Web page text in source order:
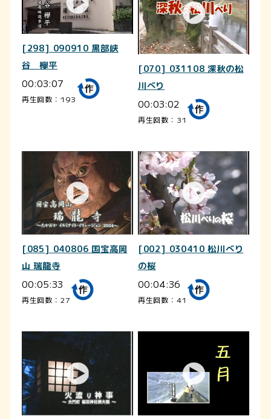
[298] 090910 黒部峡
谷 欅平
00:03:07
再生回数：193
[070] 031108 深秋の松
川べり
00:03:02
再生回数：31
[085] 040806 国宝高岡
山 瑞龍寺
00:05:33
再生回数：27
[002] 030410 松川べり
の桜
00:04:36
再生回数：41